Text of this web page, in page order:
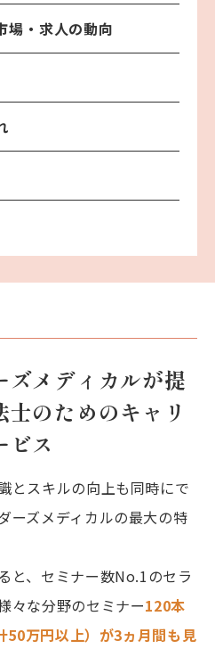
場・求人の動向
ズメディカルが提
士のためのキャリ
ビス
とスキルの向上も同時にで
ーズメディカルの最大の特
と、セミナー数No.1のセラ
々な分野のセミナー120本
50万円以上）が3ヵ月間も見